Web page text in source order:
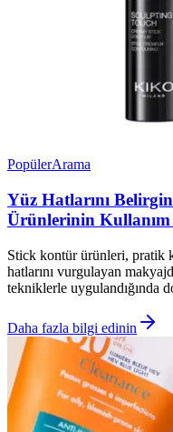
PopülerArama
Yüz Hatlarını
Ürünlerinin Kullanım
Stick kontür ürünleri, pratik
hatlarını vurgulayan
tekniklerle uygulandığında
Daha fazla bilgi edinin